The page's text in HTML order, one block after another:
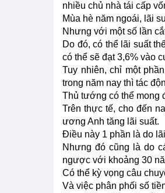
nhiều chủ nhà tái cấp
Mùa hè năm ngoái, lãi
Nhưng với một số lần
Do đó, có thể lãi suất
có thể sẽ đạt 3,6% vào
Tuy nhiên, chỉ một
trong năm nay thì tác
Thủ tướng có thể mong
Trên thực tế, cho đến
ương Anh tăng lãi suất.
Điều này 1 phần là do
Nhưng đó cũng là do
ngược với khoảng 30
Có thể kỳ vọng câu
Và việc phân phối số